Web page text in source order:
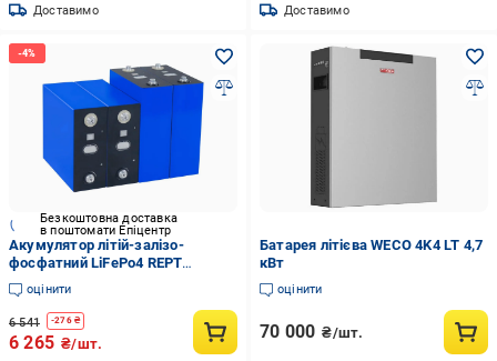
Доставимо Доставимо
Безкоштовна доставка
в поштомати Епіцентр
Акумулятор літій-залізо-
фосфатний LiFePo4 REPT
BATTERO 314Ah 3,2V ≥8000 cycle
Клас А (19072402)
оцінити
6 541 -276₴
6 265 ₴/шт.
Батарея літієва WECO 4K4 LT 4,7
кВт
оцінити
70 000 ₴/шт.